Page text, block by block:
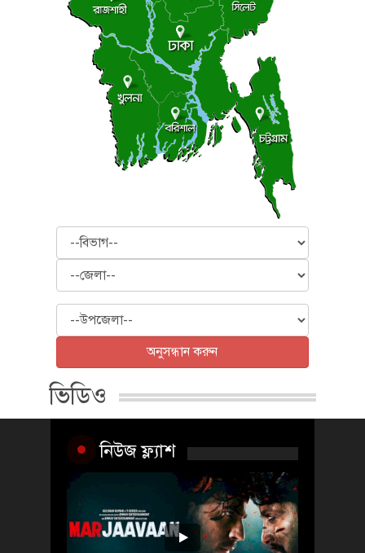
বিভাগ
জেলা
উপজেলা
অনুসন্ধান করুন
ভিডিও
নিউজ ফ্ল্যাশ